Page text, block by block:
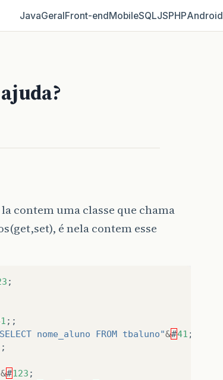
JavaGeralFront‑endMobileSQLJSPHPAndroid
contem uma classe que chama
é nela contem esse
;
;;
nome_aluno FROM tbaluno"&#41 ;;
&#123 ;